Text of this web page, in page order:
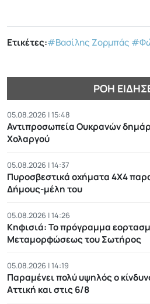
Ετικέτες:#Βασίλης Ζορμπάς
ΡΟΉ
05.08.2026 | 15:48
Αντιπροσωπεία Ουκρανών
Χολαργού
05.08.2026 | 14:37
Πυροσβεστικά οχήματα 4Χ4
Δήμους-μέλη του
05.08.2026 | 14:26
Κηφισιά: Το πρόγραμμα
Μεταμορφώσεως του Σωτήρος
05.08.2026 | 14:19
Παραμένει πολύ υψηλός ο
Αττική και στις 6/8